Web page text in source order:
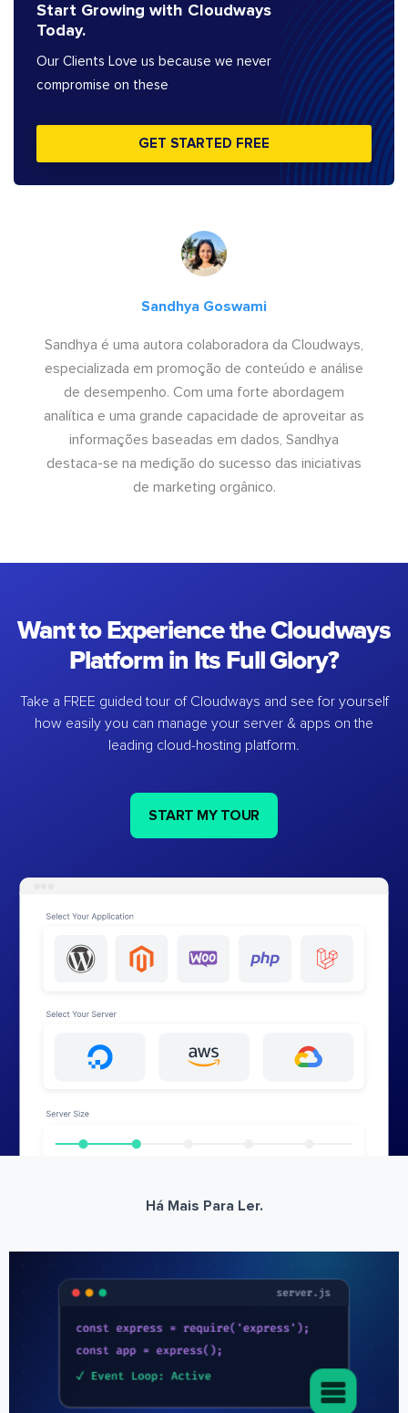
Start Growing with Cloudways
Today.
Our Clients Love us because we never
compromise on these
GET STARTED FREE
Sandhya Goswami
Sandhya é uma autora colaboradora da Cloudways,
especializada em promoção de conteúdo e análise
de desempenho. Com uma forte abordagem
analítica e uma grande capacidade de aproveitar as
informações baseadas em dados, Sandhya
destaca-se na medição do sucesso das iniciativas
de marketing orgânico.
Want to Experience the Cloudways
Platform in Its Full Glory?
Take a FREE guided tour of Cloudways and see for yourself
how easily you can manage your server & apps on the
leading cloud-hosting platform.
START MY TOUR
Há Mais Para Ler.